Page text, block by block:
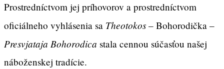
Prostredníctvom jej príhovorov a prostredníctvom
oficiálneho vyhlásenia sa Theotokos – Bohorodička –
Presvjataja Bohorodica stala cennou súčasťou našej
náboženskej tradície.